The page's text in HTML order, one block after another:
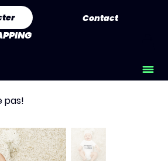
Contact
pas!